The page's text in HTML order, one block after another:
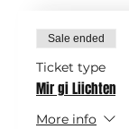
Sale ended
Ticket type
Mir gi Liichten
More info